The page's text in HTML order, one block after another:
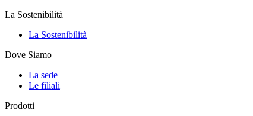
La Sostenibilità
La Sostenibilità
Dove Siamo
La sede
Le filiali
Prodotti